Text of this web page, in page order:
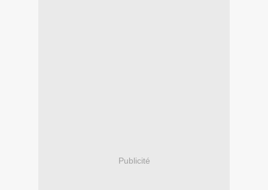
Publicité